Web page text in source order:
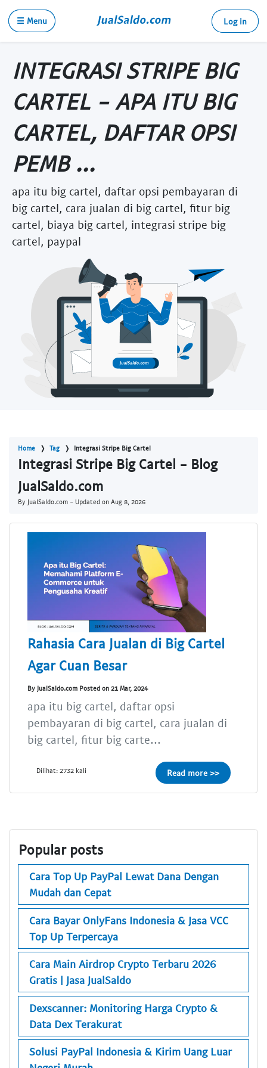
☰ Menu Log in
INTEGRASI STRIPE BIG
CARTEL - APA ITU BIG
CARTEL, DAFTAR OPSI
PEMB ...
apa itu big cartel, daftar opsi pembayaran di
big cartel, cara jualan di big cartel, fitur big
cartel, biaya big cartel, integrasi stripe big
cartel, paypal
Home Tag Integrasi Stripe Big Cartel
Integrasi Stripe Big Cartel - Blog
JualSaldo.com
By JualSaldo.com - Updated on Aug 8, 2026
Rahasia Cara Jualan di Big Cartel
Agar Cuan Besar
By JualSaldo.com Posted on 21 Mar, 2024
apa itu big cartel, daftar opsi
pembayaran di big cartel, cara jualan di
big cartel, fitur big carte...
Dilihat: 2732 kali Read more >>
Popular posts
Cara Top Up PayPal Lewat Dana Dengan
Mudah dan Cepat
Cara Bayar OnlyFans Indonesia & Jasa VCC
Top Up Terpercaya
Cara Main Airdrop Crypto Terbaru 2026
Gratis | Jasa JualSaldo
Dexscanner: Monitoring Harga Crypto &
Data Dex Terakurat
Solusi PayPal Indonesia & Kirim Uang Luar